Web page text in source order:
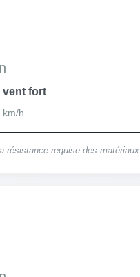
vent fort
km/h
résistance requise des matériaux